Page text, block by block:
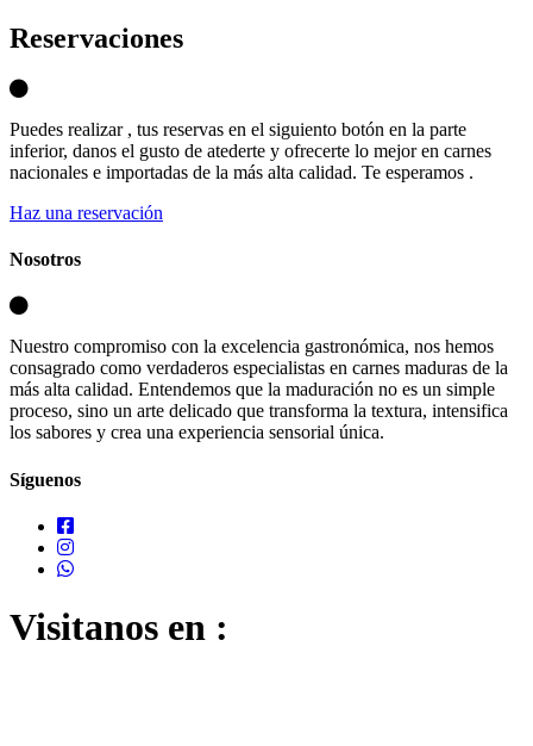
Reservaciones
Puedes realizar , tus reservas en el siguiento botón en la parte
inferior, danos el gusto de atederte y ofrecerte lo mejor en carnes
nacionales e importadas de la más alta calidad. Te esperamos .
Haz una reservación
Nosotros
Nuestro compromiso con la excelencia gastronómica, nos hemos
consagrado como verdaderos especialistas en carnes maduras de la
más alta calidad. Entendemos que la maduración no es un simple
proceso, sino un arte delicado que transforma la textura, intensifica
los sabores y crea una experiencia sensorial única.
Síguenos
Visitanos en :